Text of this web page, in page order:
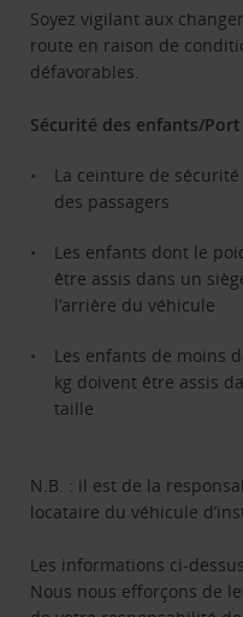
Soyez vigilant aux
route en raison de
défavorables.
Sécurité des enfants/
La ceinture de
des passagers
Les enfants dont le
être assis dans un
l’arrière du véhicule
Les enfants de moins
kg doivent être assis
taille
N.B. : il est de la
locataire du véhicule
Les informations ci-
Nous nous efforçons de